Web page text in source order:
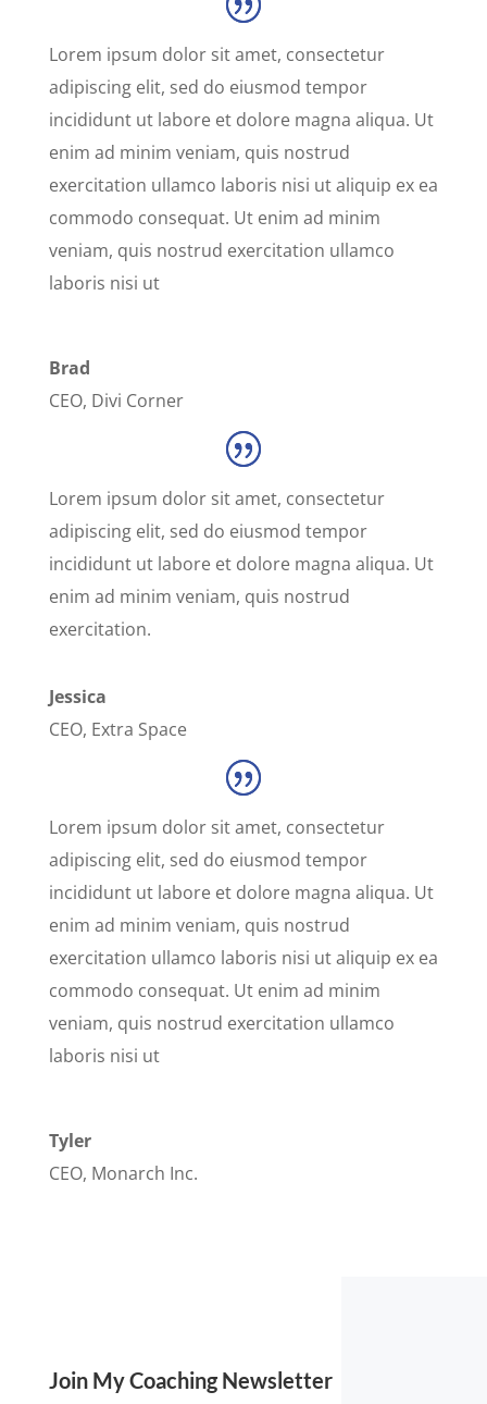
Lorem ipsum dolor sit amet, consectetur
adipiscing elit, sed do eiusmod tempor
incididunt ut labore et dolore magna aliqua. Ut
enim ad minim veniam, quis nostrud
exercitation ullamco laboris nisi ut aliquip ex ea
commodo consequat. Ut enim ad minim
veniam, quis nostrud exercitation ullamco
laboris nisi ut
Brad
CEO, Divi Corner
Lorem ipsum dolor sit amet, consectetur
adipiscing elit, sed do eiusmod tempor
incididunt ut labore et dolore magna aliqua. Ut
enim ad minim veniam, quis nostrud
exercitation.
Jessica
CEO, Extra Space
Lorem ipsum dolor sit amet, consectetur
adipiscing elit, sed do eiusmod tempor
incididunt ut labore et dolore magna aliqua. Ut
enim ad minim veniam, quis nostrud
exercitation ullamco laboris nisi ut aliquip ex ea
commodo consequat. Ut enim ad minim
veniam, quis nostrud exercitation ullamco
laboris nisi ut
Tyler
CEO, Monarch Inc.
Join My Coaching Newsletter